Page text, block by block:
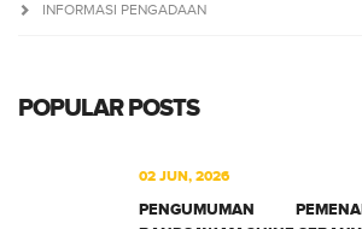
INFORMASI PENGADAAN
POPULAR POSTS
02 JUN, 2026
PENGUMUMAN